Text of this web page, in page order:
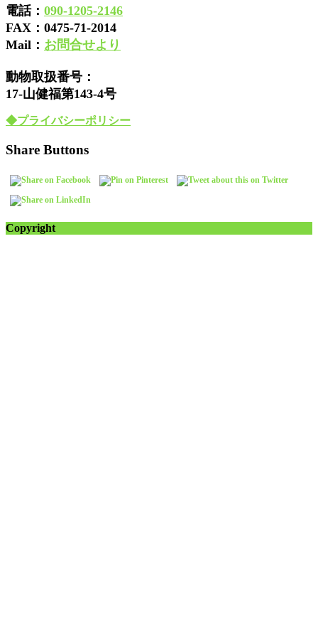
電話： 090-1205-2146
FAX： 0475-71-2014
Mail： お問合せより
動物取扱番号：
17-山健福第143-4号
◆プライバシーポリシー
Share Buttons
Copyright